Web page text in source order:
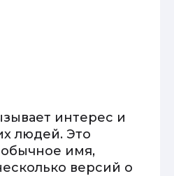
интерес и
людей. Это
имя,
версий о